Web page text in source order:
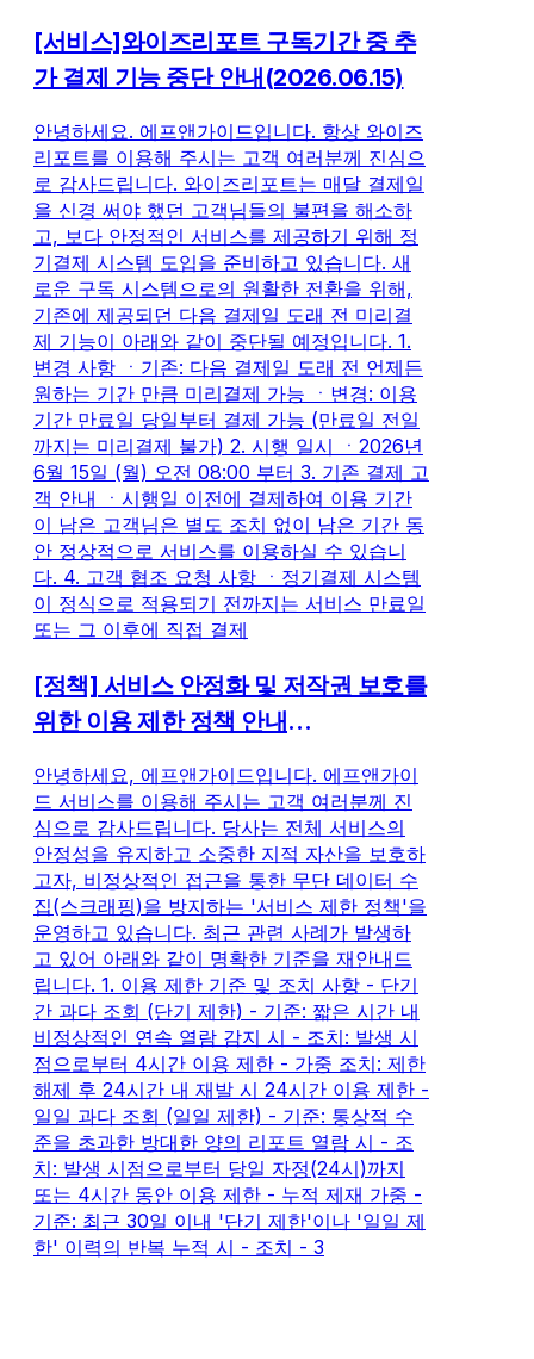
[서비스]와이즈리포트 구독기간 중 추
가 결제 기능 중단 안내(2026.06.15)
안녕하세요. 에프앤가이드입니다. 항상 와이즈
리포트를 이용해 주시는 고객 여러분께 진심으
로 감사드립니다. 와이즈리포트는 매달 결제일
을 신경 써야 했던 고객님들의 불편을 해소하
고, 보다 안정적인 서비스를 제공하기 위해 정
기결제 시스템 도입을 준비하고 있습니다. 새
로운 구독 시스템으로의 원활한 전환을 위해,
기존에 제공되던 다음 결제일 도래 전 미리결
제 기능이 아래와 같이 중단될 예정입니다. 1.
변경 사항 ㆍ기존: 다음 결제일 도래 전 언제든
원하는 기간 만큼 미리결제 가능 ㆍ변경: 이용
기간 만료일 당일부터 결제 가능 (만료일 전일
까지는 미리결제 불가) 2. 시행 일시 ㆍ2026년
6월 15일 (월) 오전 08:00 부터 3. 기존 결제 고
객 안내 ㆍ시행일 이전에 결제하여 이용 기간
이 남은 고객님은 별도 조치 없이 남은 기간 동
안 정상적으로 서비스를 이용하실 수 있습니
다. 4. 고객 협조 요청 사항 ㆍ정기결제 시스템
이 정식으로 적용되기 전까지는 서비스 만료일
또는 그 이후에 직접 결제
[정책] 서비스 안정화 및 저작권 보호를
위한 이용 제한 정책 안내
안녕하세요, 에프앤가이드입니다. 에프앤가이
드 서비스를 이용해 주시는 고객 여러분께 진
심으로 감사드립니다. 당사는 전체 서비스의
안정성을 유지하고 소중한 지적 자산을 보호하
고자, 비정상적인 접근을 통한 무단 데이터 수
집(스크래핑)을 방지하는 '서비스 제한 정책'을
운영하고 있습니다. 최근 관련 사례가 발생하
고 있어 아래와 같이 명확한 기준을 재안내드
립니다. 1. 이용 제한 기준 및 조치 사항 - 단기
간 과다 조회 (단기 제한) - 기준: 짧은 시간 내
비정상적인 연속 열람 감지 시 - 조치: 발생 시
점으로부터 4시간 이용 제한 - 가중 조치: 제한
해제 후 24시간 내 재발 시 24시간 이용 제한 -
일일 과다 조회 (일일 제한) - 기준: 통상적 수
준을 초과한 방대한 양의 리포트 열람 시 - 조
치: 발생 시점으로부터 당일 자정(24시)까지
또는 4시간 동안 이용 제한 - 누적 제재 가중 -
기준: 최근 30일 이내 '단기 제한'이나 '일일 제
한' 이력의 반복 누적 시 - 조치 - 3